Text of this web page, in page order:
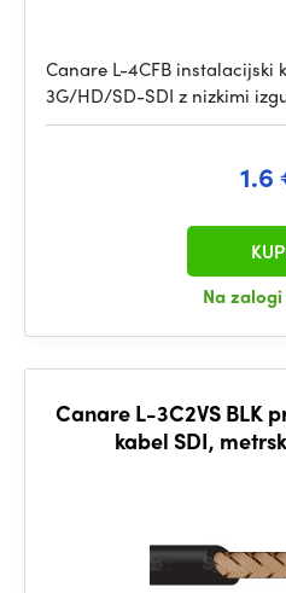
Canare L-4CFB instalacijski
3G/HD/SD-SDI z nizkimi
1.6
Na zalogi
Canare L-3C2VS BLK
kabel SDI,